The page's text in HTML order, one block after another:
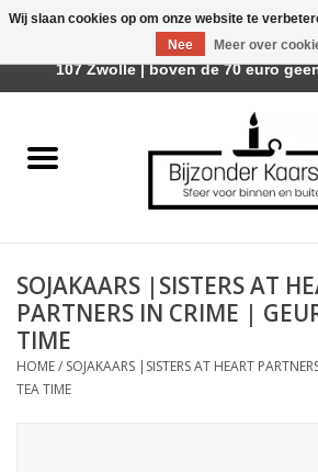
Räder Design Stories
Geurkaarsen
Tafelhaarden
SOJAKAARS |SISTERS AT
PARTNERS IN CRIME |
TIME
HOME/ SOJAKAARS |SISTERS AT HEART
TEA TIME
Wij slaan cookies op om onze website te
Nee
Meer over
Afhalen is mogelijk bij Trotz Woon &
107 Zwolle | boven de 70 euro